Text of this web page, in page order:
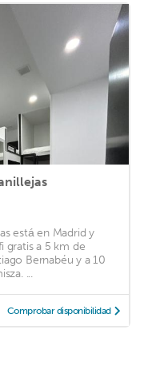
está en Madrid y
gratis a 5 km de
Bernabéu y a 10
...
Comprobar disponibilidad